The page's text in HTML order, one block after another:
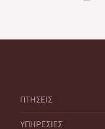
ΠΤΗΣΕΙΣ
ΥΠΗΡΕΣΙΕΣ